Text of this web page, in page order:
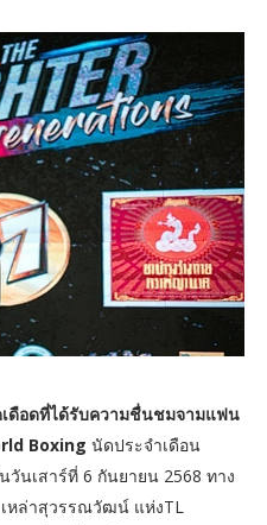
ดือดที่ได้รับความชื่นชมจามแฟน
Boxing นัดประจำเดือน
นเสาร์ที่ 6 กันยายน 2568 ทาง
เหล่าสุวรรณวัฒน์ แห่งTL